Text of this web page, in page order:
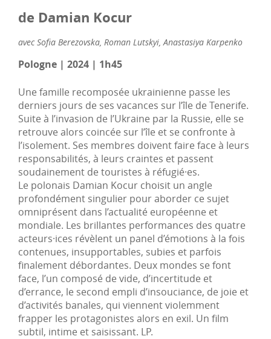
de Damian Kocur
avec Sofia Berezovska, Roman Lutskyi, Anastasiya Karpenko
Pologne | 2024 | 1h45
Une famille recomposée ukrainienne passe les
derniers jours de ses vacances sur l’île de Tenerife.
Suite à l’invasion de l’Ukraine par la Russie, elle se
retrouve alors coincée sur l’île et se confronte à
l’isolement. Ses membres doivent faire face à leurs
responsabilités, à leurs craintes et passent
soudainement de touristes à réfugié·es.
Le polonais Damian Kocur choisit un angle
profondément singulier pour aborder ce sujet
omniprésent dans l’actualité européenne et
mondiale. Les brillantes performances des quatre
acteurs·ices révèlent un panel d’émotions à la fois
contenues, insupportables, subies et parfois
finalement débordantes. Deux mondes se font
face, l’un composé de vide, d’incertitude et
d’errance, le second empli d’insouciance, de joie et
d’activités banales, qui viennent violemment
frapper les protagonistes alors en exil. Un film
subtil, intime et saisissant. LP.